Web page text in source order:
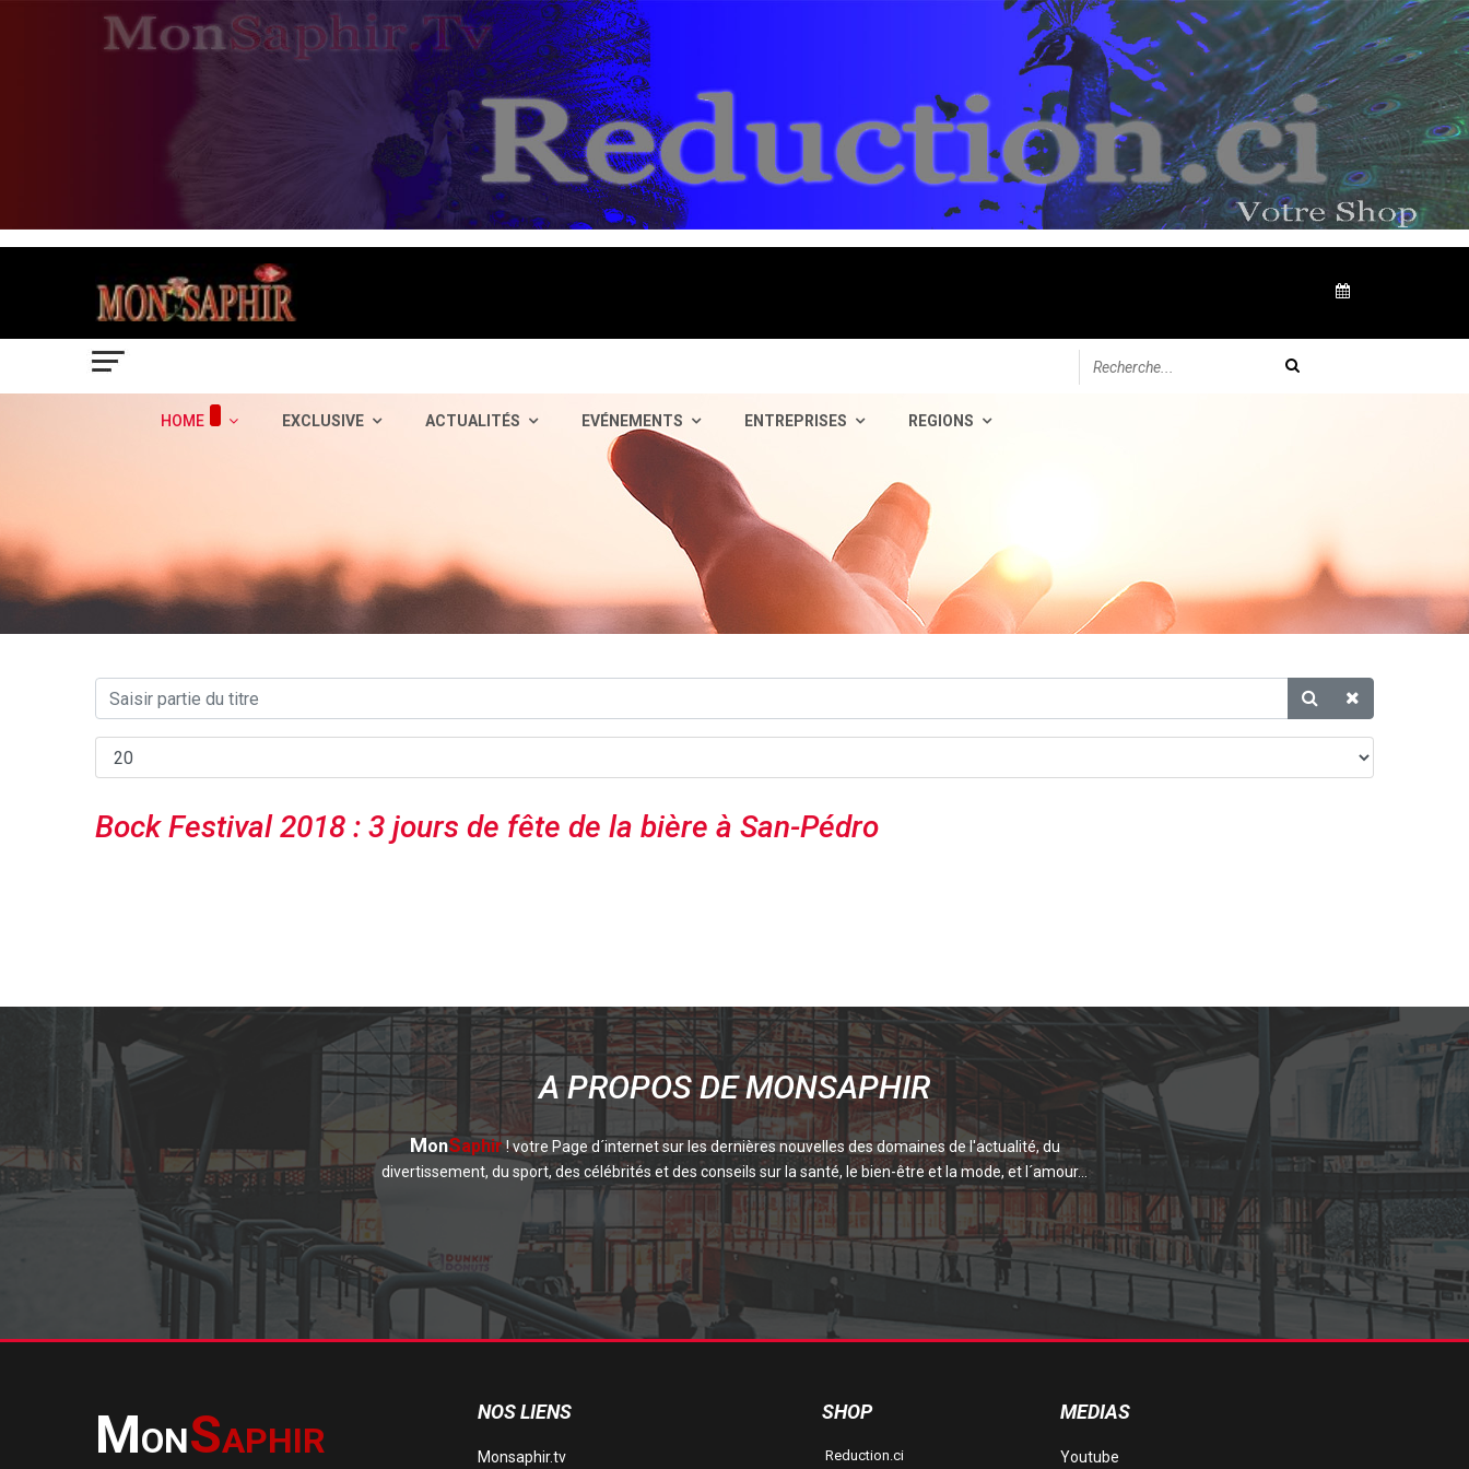
HOME EXCLUSIVE ACTUALITÉS EVÉNEMENTS ENTREPRISES REGIONS
Bock Festival 2018 : 3 jours de fête de la bière à San-Pédro
A PROPOS DE MONSAPHIR
MonSaphir! votre Page d´internet sur les dernières nouvelles des domaines de l'actualité, du
divertissement, du sport, des célébrités et des conseils sur la santé, le bien-être et la mode, et l´amour...
MONSAPHIR
NOS LIENS
Monsaphir.tv
SHOP
Reduction.ci
MEDIAS
Youtube